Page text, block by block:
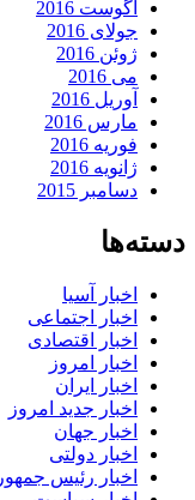
آگوست 2016
جولای 2016
ژوئن 2016
می 2016
آوریل 2016
مارس 2016
فوریه 2016
ژانویه 2016
دسامبر 2015
دسته‌ها
اخبار آسیا
اخبار اجتماعی
اخبار اقتصادی
اخبار امروز
اخبار ایران
اخبار جدید امروز
اخبار جهان
اخبار دولتی
اخبار رئیس جمهور